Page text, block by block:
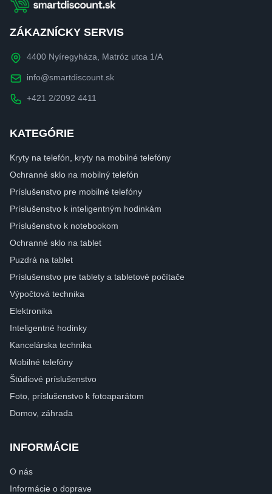
ZÁKAZNÍCKY SERVIS
4400 Nyíregyháza, Matróz utca 1/A
info@smartdiscount.sk
+421 2/2092 4411
KATEGÓRIE
Kryty na telefón, kryty na mobilné telefóny
Ochranné sklo na mobilný telefón
Príslušenstvo pre mobilné telefóny
Príslušenstvo k inteligentným hodinkám
Príslušenstvo k notebookom
Ochranné sklo na tablet
Puzdrá na tablet
Príslušenstvo pre tablety a tabletové počítače
Výpočtová technika
Elektronika
Inteligentné hodinky
Kancelárska technika
Mobilné telefóny
Štúdiové príslušenstvo
Foto, príslušenstvo k fotoaparátom
Domov, záhrada
INFORMÁCIE
O nás
Informácie o doprave